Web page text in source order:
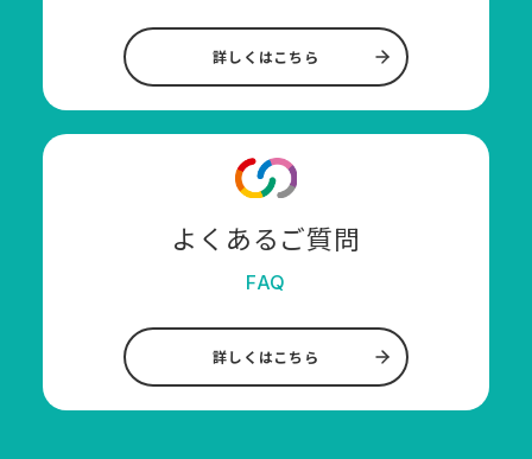
詳しくはこちら
よくあるご質問
FAQ
詳しくはこちら